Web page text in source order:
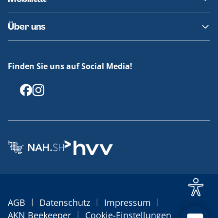
Fundsachen
Häufige Fragen
Barrierefreies Reisen
Erklärung Barrierefreiheit
Über uns
Offenlegungen
Finden Sie uns auf Social Media!
AGB | Datenschutz | Impressum |
AKN Beekeeper | Cookie-Einstellungen